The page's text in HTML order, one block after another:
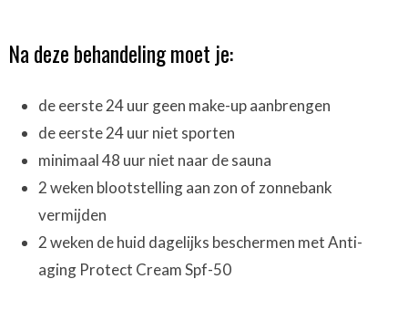
Na deze behandeling moet je:
de eerste 24 uur geen make-up aanbrengen
de eerste 24 uur niet sporten
minimaal 48 uur niet naar de sauna
2 weken blootstelling aan zon of zonnebank
vermijden
2 weken de huid dagelijks beschermen met Anti-
aging Protect Cream Spf-50